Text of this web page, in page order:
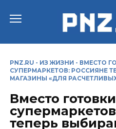
PNZ.RU - ИЗ ЖИЗНИ - ВМЕСТО
СУПЕРМАРКЕТОВ: РОССИЯНЕ
МАГАЗИНЫ «ДЛЯ
Вместо
теперь